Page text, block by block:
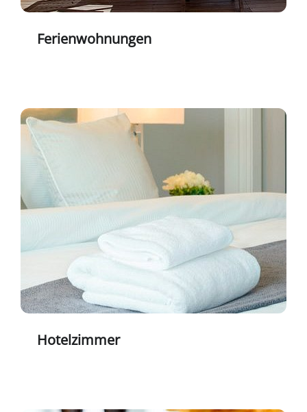
Ferienwohnungen
Hotelzimmer